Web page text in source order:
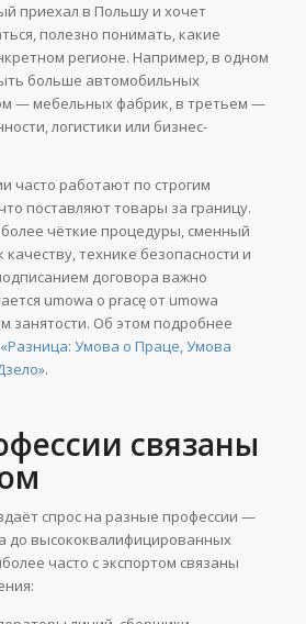
приехал в Польшу и хочет
полезно понимать, какие
регионе. Например, в одном
больше автомобильных
— мебельных фабрик, в третьем —
логистики или бизнес-
часто работают по строгим
поставляют товары за границу.
чёткие процедуры, сменный
качеству, технике безопасности и
договора важно
umowa o pracę от umowa
занятости. Об этом подробнее
«Разница: Умова о Праце, Умова
.
связаны
спрос на разные профессии —
до высококвалифицированных
часто с экспортом связаны